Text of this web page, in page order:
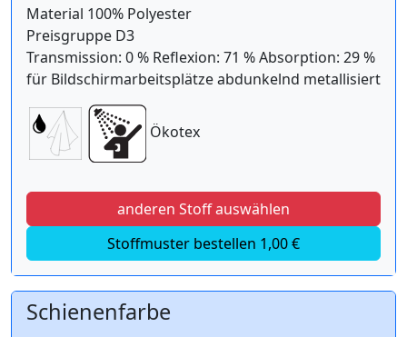
Material 100% Polyester
Preisgruppe D3
Transmission: 0 % Reflexion: 71 % Absorption: 29 %
für Bildschirmarbeitsplätze abdunkelnd metallisiert
Ökotex
anderen Stoff auswählen
Stoffmuster bestellen 1,00 €
Schienenfarbe